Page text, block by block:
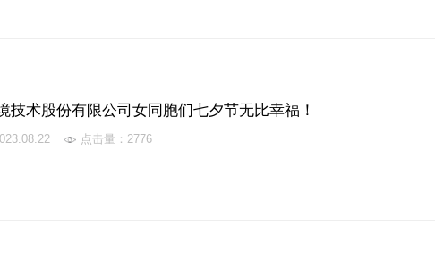
技术股份有限公司女同胞们七夕节无比幸福！
点击量：2776